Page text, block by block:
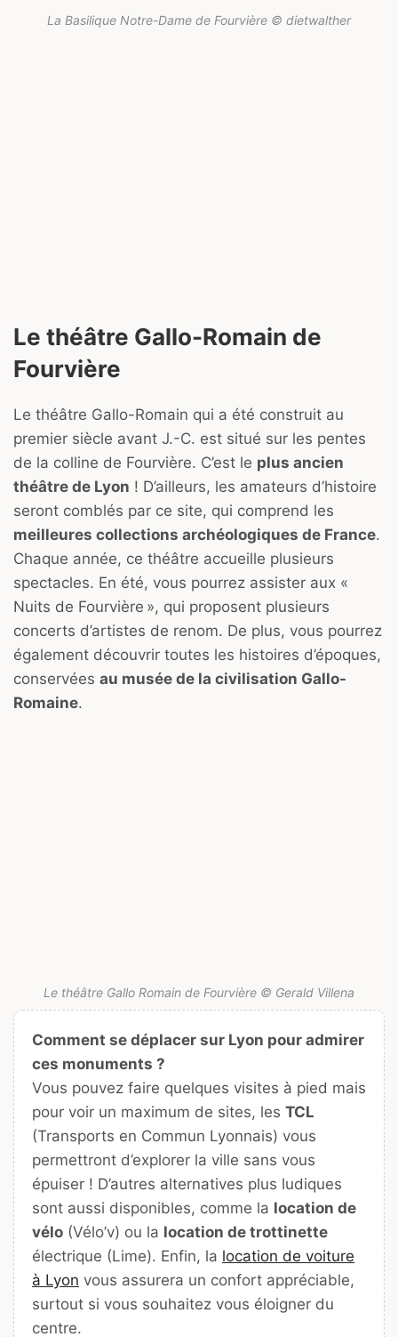
La Basilique Notre-Dame de Fourvière © dietwalther
Le théâtre Gallo-Romain de
Fourvière
Le théâtre Gallo-Romain qui a été construit au
premier siècle avant J.-C. est situé sur les pentes
de la colline de Fourvière. C’est le plus ancien
théâtre de Lyon ! D’ailleurs, les amateurs d’histoire
seront comblés par ce site, qui comprend les
meilleures collections archéologiques de France.
Chaque année, ce théâtre accueille plusieurs
spectacles. En été, vous pourrez assister aux «
Nuits de Fourvière », qui proposent plusieurs
concerts d’artistes de renom. De plus, vous pourrez
également découvrir toutes les histoires d’époques,
conservées au musée de la civilisation Gallo-
Romaine.
Le théâtre Gallo Romain de Fourvière © Gerald Villena
Comment se déplacer sur Lyon pour admirer
ces monuments ?
Vous pouvez faire quelques visites à pied mais
pour voir un maximum de sites, les TCL
(Transports en Commun Lyonnais) vous
permettront d’explorer la ville sans vous
épuiser ! D’autres alternatives plus ludiques
sont aussi disponibles, comme la location de
vélo (Vélo’v) ou la location de trottinette
électrique (Lime). Enfin, la location de voiture
à Lyon vous assurera un confort appréciable,
surtout si vous souhaitez vous éloigner du
centre.